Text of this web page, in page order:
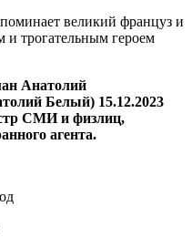
великий француз и
и трогательным героем
Анатолий
Белый) 15.12.2023
СМИ и физлиц,
агента.